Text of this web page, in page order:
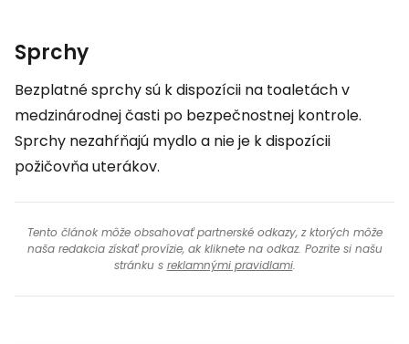
Sprchy
Bezplatné sprchy sú k dispozícii na toaletách v
medzinárodnej časti po bezpečnostnej kontrole.
Sprchy nezahŕňajú mydlo a nie je k dispozícii
požičovňa uterákov.
Tento článok môže obsahovať partnerské odkazy, z ktorých môže
naša redakcia získať provízie, ak kliknete na odkaz. Pozrite si našu
stránku s reklamnými pravidlami.